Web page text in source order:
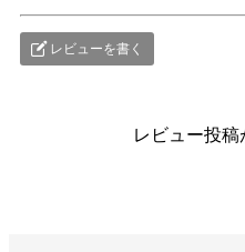
レビューを書く
レビュー投稿